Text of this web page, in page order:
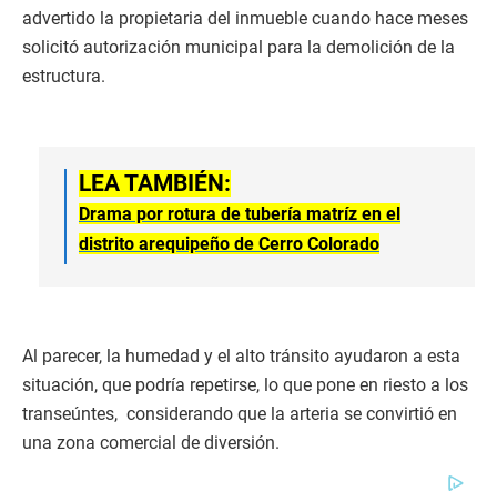
advertido la propietaria del inmueble cuando hace meses
solicitó autorización municipal para la demolición de la
estructura.
LEA TAMBIÉN:
Drama por rotura de tubería matríz en el
distrito arequipeño de Cerro Colorado
Al parecer, la humedad y el alto tránsito ayudaron a esta
situación, que podría repetirse, lo que pone en riesto a los
transeúntes, considerando que la arteria se convirtió en
una zona comercial de diversión.